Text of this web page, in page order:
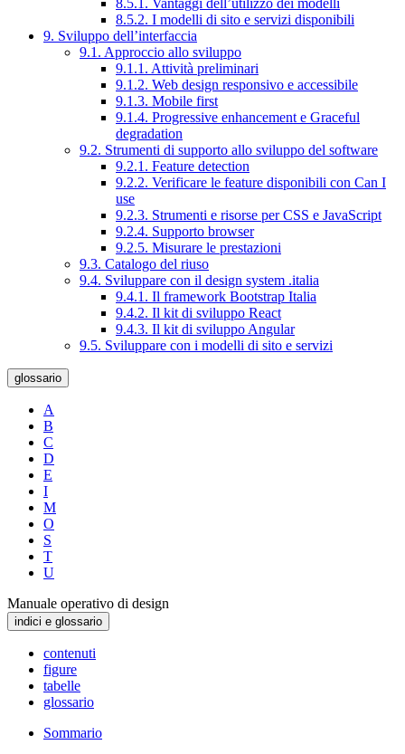
8.5.1. Vantaggi dell’utilizzo dei modelli
8.5.2. I modelli di sito e servizi disponibili
9. Sviluppo dell’interfaccia
9.1. Approccio allo sviluppo
9.1.1. Attività preliminari
9.1.2. Web design responsivo e accessibile
9.1.3. Mobile first
9.1.4. Progressive enhancement e Graceful
degradation
9.2. Strumenti di supporto allo sviluppo del software
9.2.1. Feature detection
9.2.2. Verificare le feature disponibili con Can I
use
9.2.3. Strumenti e risorse per CSS e JavaScript
9.2.4. Supporto browser
9.2.5. Misurare le prestazioni
9.3. Catalogo del riuso
9.4. Sviluppare con il design system .italia
9.4.1. Il framework Bootstrap Italia
9.4.2. Il kit di sviluppo React
9.4.3. Il kit di sviluppo Angular
9.5. Sviluppare con i modelli di sito e servizi
glossario
A
B
C
D
E
I
M
O
S
T
U
Manuale operativo di design
indici e glossario
contenuti
figure
tabelle
glossario
Sommario